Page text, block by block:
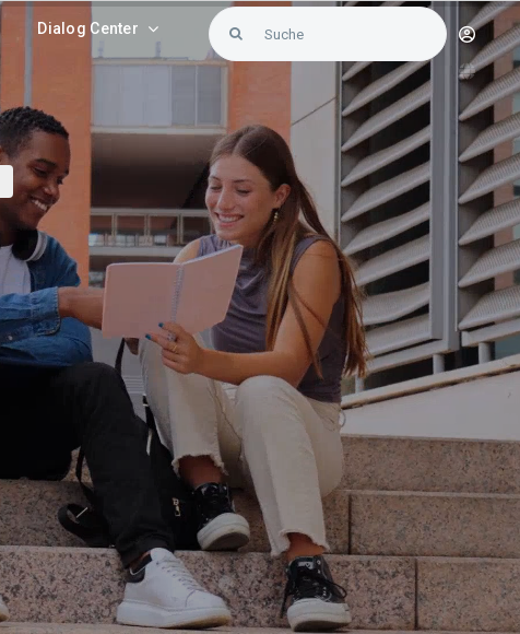
Dialog Center
Search
for: